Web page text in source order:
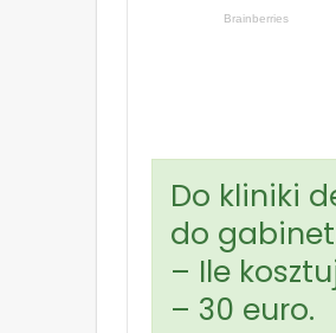
Do kliniki
do
– Ile
– 30 euro.